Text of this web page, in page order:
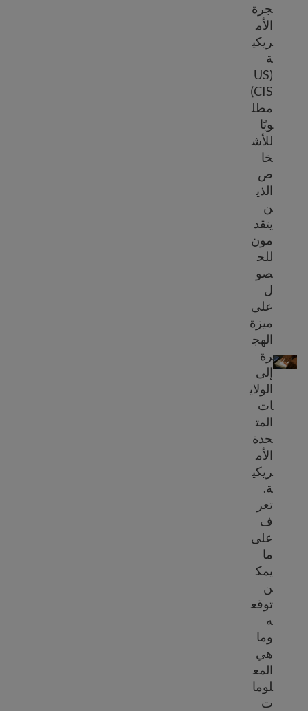
موعد القياسات الحيوية
جرة
الأم
ريكي
ة
(US
CIS)
مطل
وبًا
للأش
خا
ص
الذي
ن
يتقد
مون
للح
صو
ل
على
ميزة
الهج
رة
إلى
الولاي
ات
المت
حدة
الأم
ريكي
ة.
تعر
ف
على
ما
يمك
ن
توقع
ه
وما
هي
المع
لوما
ت